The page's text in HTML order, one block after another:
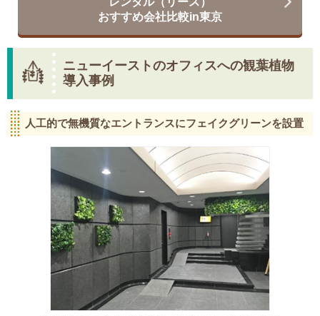
おすすめ会社比較in東京
ニューイーストのオフィスへの観葉植物
導入事例
人工的で無機質なエントランスにフェイクグリーンを設置